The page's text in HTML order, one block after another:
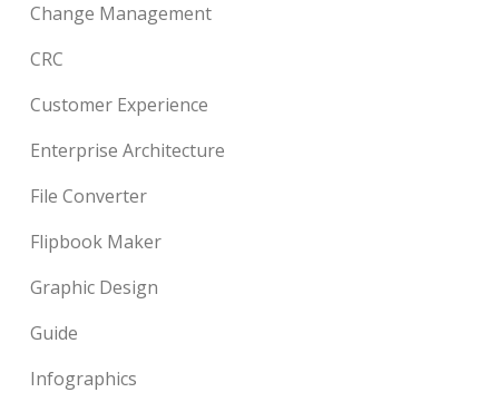
Change Management
CRC
Customer Experience
Enterprise Architecture
File Converter
Flipbook Maker
Graphic Design
Guide
Infographics